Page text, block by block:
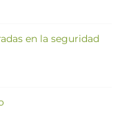
en la seguridad